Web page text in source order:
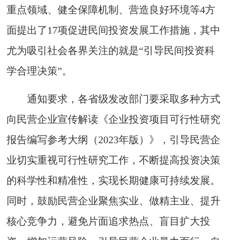
重点领域、健全保障机制、营造良好环境等4方
面提出了17项促进民间投资发展工作措施，其中
尤为吸引社会各界关注的就是“引导民间投资科
学合理决策”。
通知要求，各省级发改部门要采取多种方式
向民营企业宣传解读《企业投资项目可行性研究
报告编写参考大纲（2023年版）》，引导民营企
业切实重视可行性研究工作，不断提高投资决策
的科学性和精准性，实现长期健康可持续发展。
同时，鼓励民营企业聚焦实业、做精主业、提升
核心竞争力，避免片面追求热点、盲目扩大投